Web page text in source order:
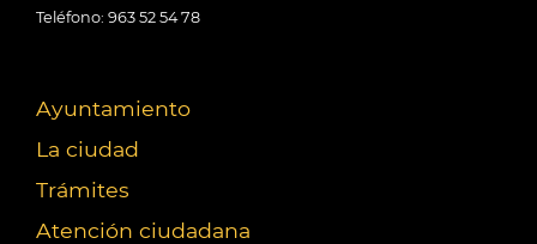
Teléfono: 963 52 54 78
Ayuntamiento
La ciudad
Trámites
Atención ciudadana